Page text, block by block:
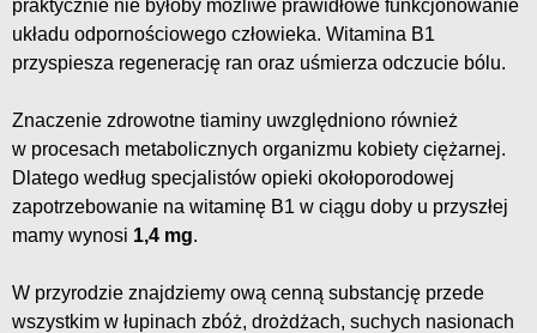
praktycznie nie byłoby możliwe prawidłowe funkcjonowanie
układu odpornościowego człowieka. Witamina B1
przyspiesza regenerację ran oraz uśmierza odczucie bólu.
Znaczenie zdrowotne tiaminy uwzględniono również
w procesach metabolicznych organizmu kobiety ciężarnej.
Dlatego według specjalistów opieki okołoporodowej
zapotrzebowanie na witaminę B1 w ciągu doby u przyszłej
mamy wynosi 1,4 mg.
W przyrodzie znajdziemy ową cenną substancję przede
wszystkim w łupinach zbóż, drożdżach, suchych nasionach